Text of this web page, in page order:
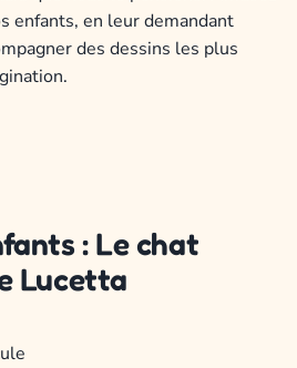
enfants, en leur demandant
des dessins les plus
: Le chat
Lucetta